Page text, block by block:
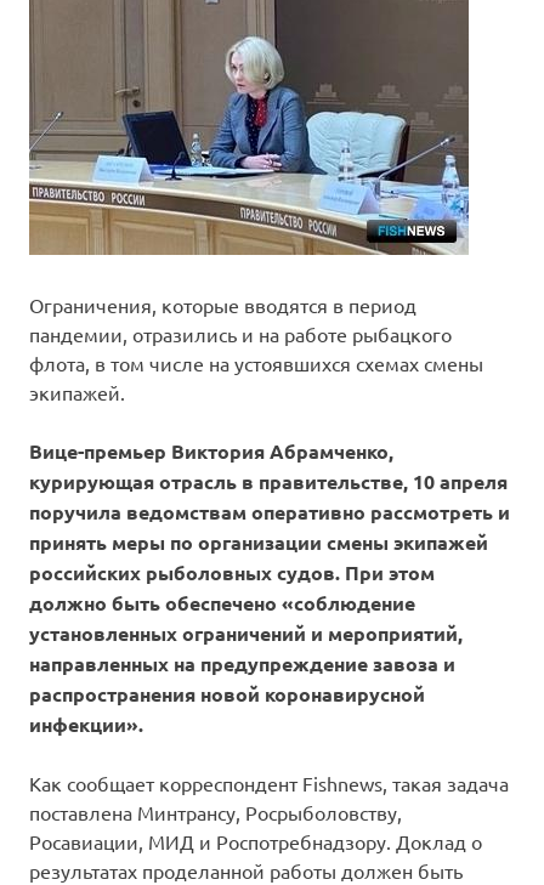
Ограничения, которые вводятся в период
пандемии, отразились и на работе рыбацкого
флота, в том числе на устоявшихся схемах смены
экипажей.
Вице-премьер Виктория Абрамченко,
курирующая отрасль в правительстве, 10 апреля
поручила ведомствам оперативно рассмотреть и
принять меры по организации смены экипажей
российских рыболовных судов. При этом
должно быть обеспечено «соблюдение
установленных ограничений и мероприятий,
направленных на предупреждение завоза и
распространения новой коронавирусной
инфекции».
Как сообщает корреспондент Fishnews, такая задача
поставлена Минтрансу, Росрыболовству,
Росавиации, МИД и Роспотребнадзору. Доклад о
результатах проделанной работы должен быть